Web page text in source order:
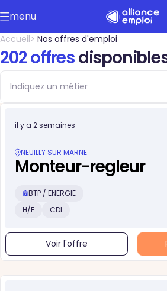
Accéder au contenu principal
Afficher le
menu
le menu
Accueil Nos offres d'emploi
202 offres
il y a 2 semaines
NEUILLY SUR MARNE
Monteur-regleur
BTP / ENERGIE
H/F
CDI
Voir l'offre